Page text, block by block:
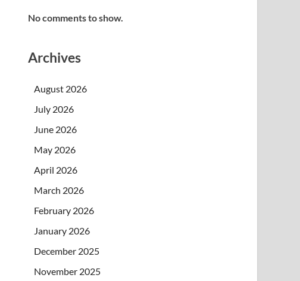
No comments to show.
Archives
August 2026
July 2026
June 2026
May 2026
April 2026
March 2026
February 2026
January 2026
December 2025
November 2025